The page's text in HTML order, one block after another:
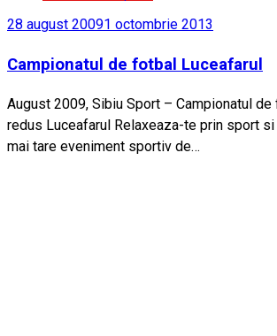
28 august 20091 octombrie 2013
Campionatul de fotbal Luceafarul
August 2009, Sibiu Sport – Campionatul
redus Luceafarul Relaxeaza-te prin sport
mai tare eveniment sportiv de…